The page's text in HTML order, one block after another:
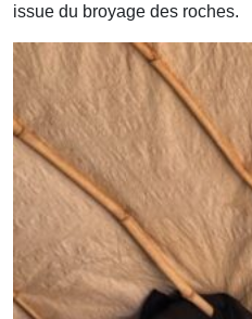
issue du broyage des roches.